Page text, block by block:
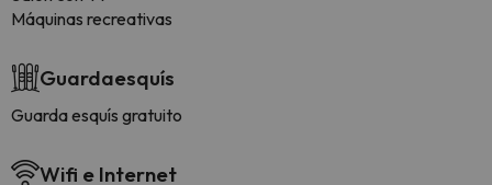
Máquinas recreativas
Guardaesquís
Guarda esquís gratuito
Wifi e Internet